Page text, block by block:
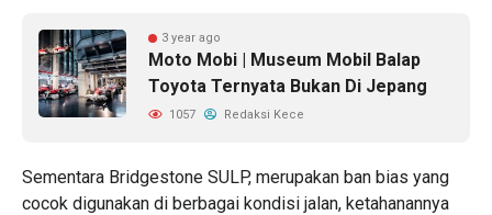
3 year ago
Moto Mobi | Museum Mobil Balap
Toyota Ternyata Bukan Di Jepang
1057 Redaksi Kece
Sementara Bridgestone SULP, merupakan ban bias yang
cocok digunakan di berbagai kondisi jalan, ketahanannya